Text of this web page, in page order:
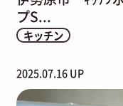
プS...
キッチン
2025.07.16 UP